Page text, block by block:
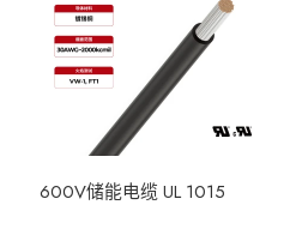
600V储能电缆 UL 1015